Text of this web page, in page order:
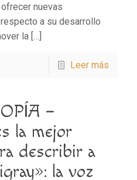
nuevas
a su desarrollo
la […]
Leer más
–
la mejor
describir a
la voz